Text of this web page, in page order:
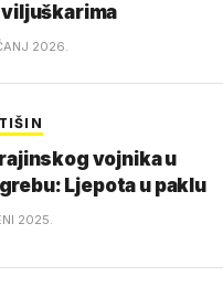
2026.
vojnika u
Ljepota u paklu
2025.